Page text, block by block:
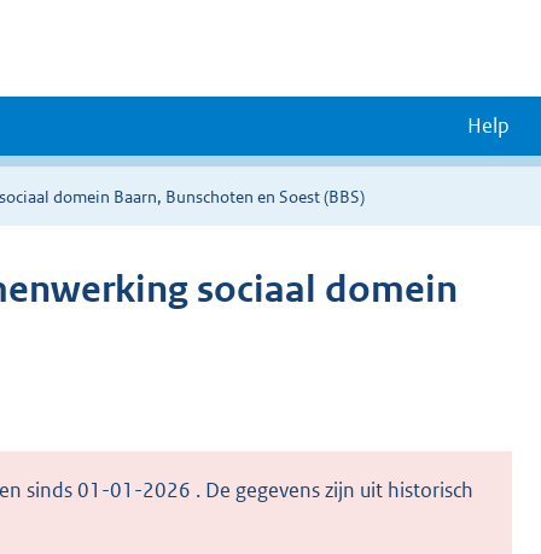
Help
domein Baarn, Bunschoten en Soest (BBS)
sociaal domein
sinds 01-01-2026 . De gegevens zijn uit historisch